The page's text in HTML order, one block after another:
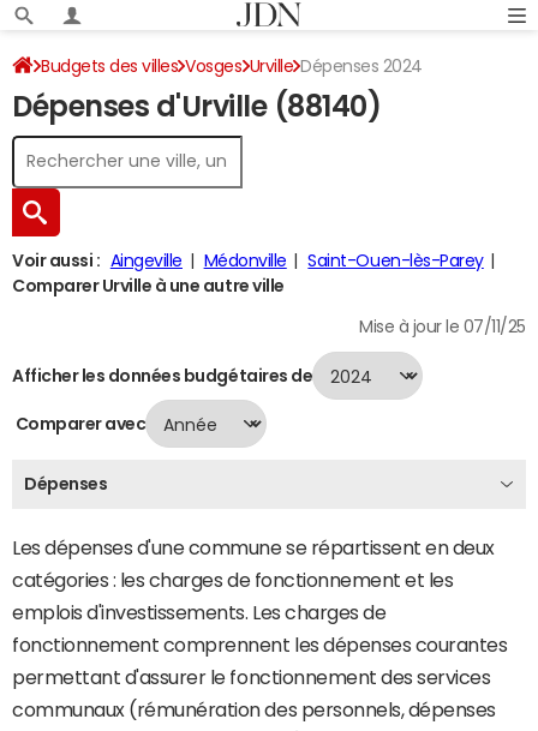
Budgets des villes Vosges Urville Dépenses 2024
Dépenses d'Urville (88140)
Voir aussi : Aingeville Médonville
Saint-Ouen-lès-Parey
Comparer Urville à une autre ville
Mise à jour le 07/11/25
Afficher les données budgétaires de
Comparer avec
Dépenses
Les dépenses d'une commune se répartissent en deux
catégories : les charges de fonctionnement et les
emplois d'investissements. Les charges de
fonctionnement comprennent les dépenses courantes
permettant d'assurer le fonctionnement des services
communaux (rémunération des personnels, dépenses